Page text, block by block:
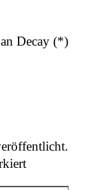
Decay (*)